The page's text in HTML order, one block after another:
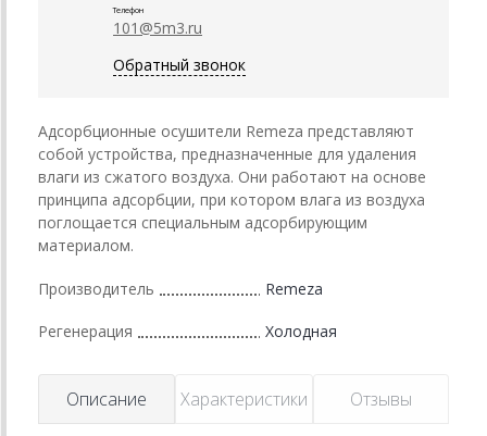
Телефон
101@5m3.ru
Обратный звонок
Адсорбционные осушители Remeza представляют
собой устройства, предназначенные для удаления
влаги из сжатого воздуха. Они работают на основе
принципа адсорбции, при котором влага из воздуха
поглощается специальным адсорбирующим
материалом.
Производитель Remeza
Регенерация Холодная
Описание Характеристики Отзывы